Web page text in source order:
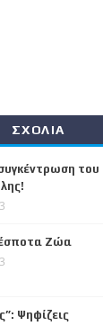
ΣΧΟΛΙΑ
του
Ζώα
Ψηφίζεις